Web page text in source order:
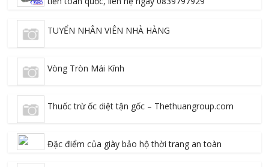
TUYỂN NHÂN VIÊN NHÀ HÀNG
Vòng Tròn Mái Kính
Thuốc trừ ốc diệt tận gốc – Thethuangroup.com
Đặc điểm của giày bảo hộ thời trang an toàn